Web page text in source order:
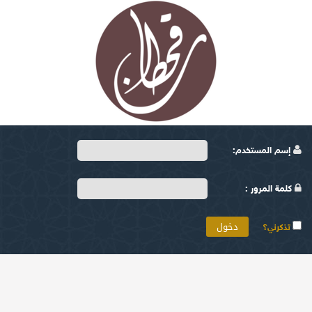
إسم المستخدم:
كلمة المرور :
تذكرني؟